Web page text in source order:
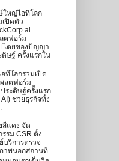
ใหญ่ไอทีโลก
เปิดตัว
ตฟอร์ม
ไตยของปัญญา
ดิษฐ์ ครั้งแรกใน
ทีโลกร่วมเปิด
ลตฟอร์ม
ระดิษฐ์ครั้งแรก
ช่วยธุรกิจทั้ง
สีแดง จัด
รรม CSR ตั้ง
บริการตรวจ
าพนอกสถานที่